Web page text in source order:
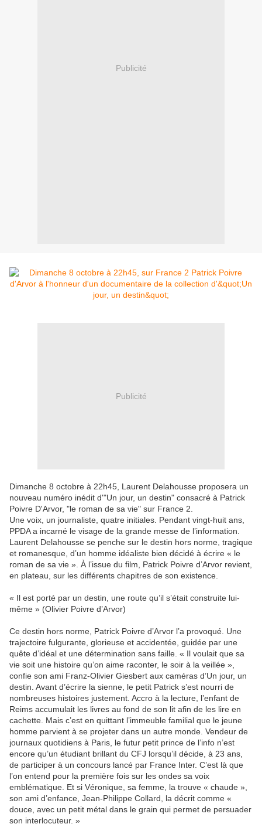
Publicité
Publicité
Dimanche 8 octobre à 22h45, Laurent Delahousse proposera un
nouveau numéro inédit d'"Un jour, un destin" consacré à Patrick
Poivre D'Arvor, "le roman de sa vie" sur France 2.
Une voix, un journaliste, quatre initiales. Pendant vingt-huit ans,
PPDA a incarné le visage de la grande messe de l’information.
Laurent Delahousse se penche sur le destin hors norme, tragique
et romanesque, d’un homme idéaliste bien décidé à écrire « le
roman de sa vie ». À l’issue du film, Patrick Poivre d’Arvor revient,
en plateau, sur les différents chapitres de son existence.
« Il est porté par un destin, une route qu’il s’était construite lui-
même » (Olivier Poivre d’Arvor)
Ce destin hors norme, Patrick Poivre d’Arvor l’a provoqué. Une
trajectoire fulgurante, glorieuse et accidentée, guidée par une
quête d’idéal et une détermination sans faille. « Il voulait que sa
vie soit une histoire qu’on aime raconter, le soir à la veillée »,
confie son ami Franz-Olivier Giesbert aux caméras d’Un jour, un
destin. Avant d’écrire la sienne, le petit Patrick s’est nourri de
nombreuses histoires justement. Accro à la lecture, l’enfant de
Reims accumulait les livres au fond de son lit afin de les lire en
cachette. Mais c’est en quittant l’immeuble familial que le jeune
homme parvient à se projeter dans un autre monde. Vendeur de
journaux quotidiens à Paris, le futur petit prince de l’info n’est
encore qu’un étudiant brillant du CFJ lorsqu’il décide, à 23 ans,
de participer à un concours lancé par France Inter. C’est là que
l’on entend pour la première fois sur les ondes sa voix
emblématique. Et si Véronique, sa femme, la trouve « chaude »,
son ami d’enfance, Jean-Philippe Collard, la décrit comme «
douce, avec un petit métal dans le grain qui permet de persuader
son interlocuteur. »